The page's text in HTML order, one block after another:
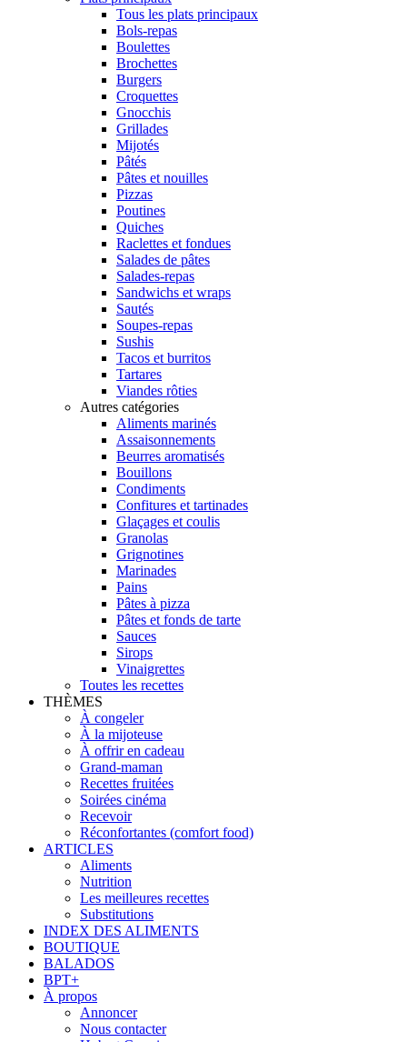
Tous les plats principaux
Bols-repas
Boulettes
Brochettes
Burgers
Croquettes
Gnocchis
Grillades
Mijotés
Pâtés
Pâtes et nouilles
Pizzas
Poutines
Quiches
Raclettes et fondues
Salades de pâtes
Salades-repas
Sandwichs et wraps
Sautés
Soupes-repas
Sushis
Tacos et burritos
Tartares
Viandes rôties
Autres catégories
Aliments marinés
Assaisonnements
Beurres aromatisés
Bouillons
Condiments
Confitures et tartinades
Glaçages et coulis
Granolas
Grignotines
Marinades
Pains
Pâtes à pizza
Pâtes et fonds de tarte
Sauces
Sirops
Vinaigrettes
Toutes les recettes
THÈMES
À congeler
À la mijoteuse
À offrir en cadeau
Grand-maman
Recettes fruitées
Soirées cinéma
Recevoir
Réconfortantes (comfort food)
ARTICLES
Aliments
Nutrition
Les meilleures recettes
Substitutions
INDEX DES ALIMENTS
BOUTIQUE
BALADOS
BPT+
À propos
Annoncer
Nous contacter